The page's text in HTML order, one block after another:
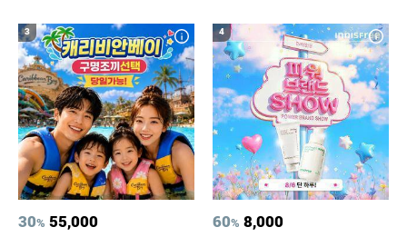
3
30% 55,000
4
60% 8,000